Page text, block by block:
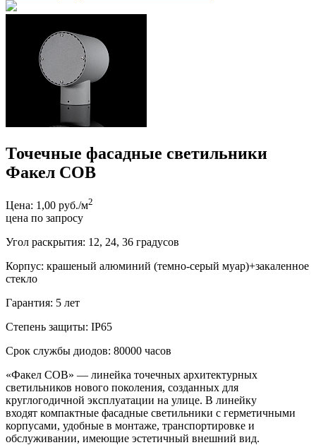
Точечные фасадные светильники
Факел COB
Цена: 1,00 руб./м2
цена по запросу
Угол раскрытия: 12, 24, 36 градусов
Корпус: крашеный алюминий (темно-серый муар)+закаленное
стекло
Гарантия: 5 лет
Степень защиты: IP65
Срок службы диодов: 80000 часов
«Факел COB» — линейка точечных архитектурных
светильников нового поколения, созданных для
круглогодичной эксплуатации на улице. В линейку
входят компактные фасадные светильники с герметичными
корпусами, удобные в монтаже, транспортировке и
обслуживании, имеющие эстетичный внешний вид.